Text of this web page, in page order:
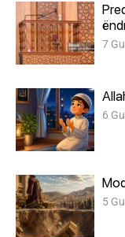
7
6
5